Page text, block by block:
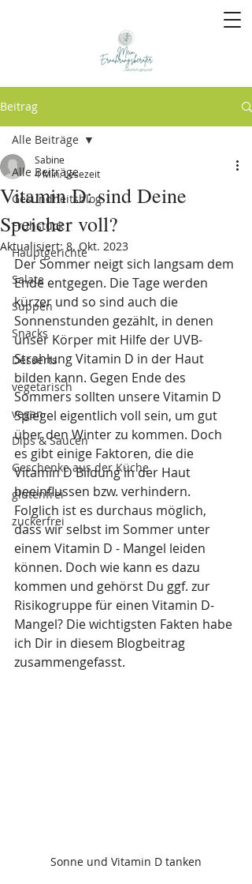
Beitrag
Alle Beiträge
Gesundheitsblog
Frühstück
Hauptgerichte
Salate
Suppen
Snacks
Desserts
vegetarisch
vegan
Dips & Saucen
Geschenke aus der Küche
glutenfrei
zuckerfrei
Alle Beiträge
Vitamin D: sind Deine
Speicher voll?
Sabine
4 Min. Lesezeit
Aktualisiert:8. Okt. 2023
Der Sommer neigt sich langsam dem
Ende entgegen. Die Tage werden
kürzer und so sind auch die
Sonnenstunden gezählt, in denen
unser Körper mit Hilfe der UVB-
Strahlung Vitamin D in der Haut
bilden kann. Gegen Ende des
Sommers sollten unsere Vitamin D
Spiegel eigentlich voll sein, um gut
über den Winter zu kommen. Doch
es gibt einige Faktoren, die die
Vitamin D Bildung in der Haut
beeinflussen bzw. verhindern.
Folglich ist es durchaus möglich,
dass wir selbst im Sommer unter
einem Vitamin D - Mangel leiden
können. Doch wie kann es dazu
kommen und gehörst Du ggf. zur
Risikogruppe für einen Vitamin D-
Mangel? Die wichtigsten Fakten habe
ich Dir in diesem Blogbeitrag
zusammengefasst.
Sonne und Vitamin D tanken